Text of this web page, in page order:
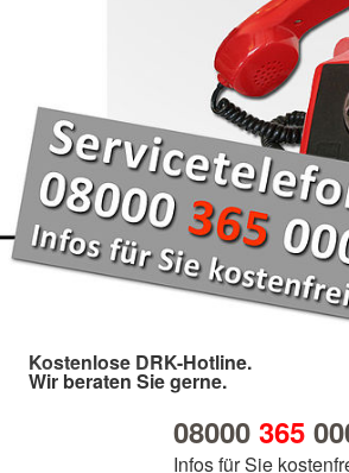
Kostenlose DRK-Hotline.
Wir beraten Sie gerne.
08000 365
Infos für Sie